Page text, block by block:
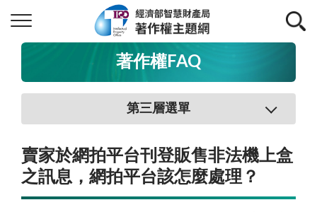
著作權FAQ
第三層選單
賣家於網拍平台刊登販售非法機上盒
之訊息，網拍平台該怎麼處理？